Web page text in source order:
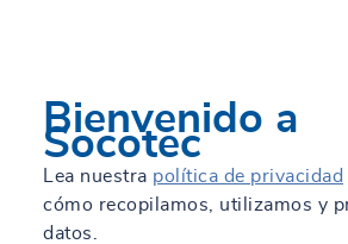
Bienvenido a
Socotec
Lea nuestra política de privacidad
cómo recopilamos, utilizamos y
datos.